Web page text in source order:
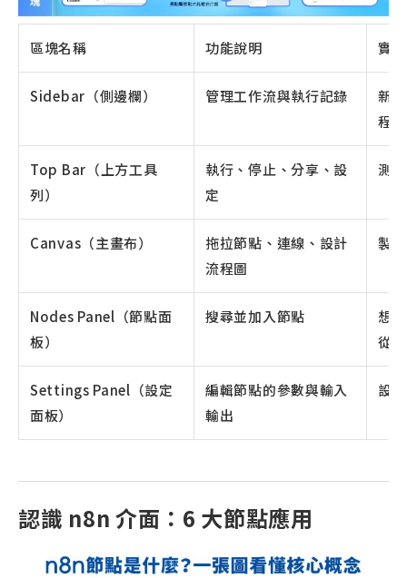
區塊名稱 功能說明 實
Sidebar（側邊欄） 管理工作流與執行記錄
新
程
Top Bar（上方工具
列）
執行、停止、分享、設
定
測
Canvas（主畫布）
拖拉節點、連線、設計
流程圖
製
Nodes Panel（節點面
板）
搜尋並加入節點
想
從
Settings Panel（設定
面板）
編輯節點的參數與輸入
輸出
設
認識 n8n 介面：6 大節點應用